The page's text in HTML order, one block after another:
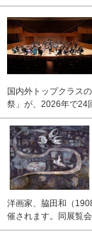
国内外トップクラス
祭」が、2026年で24
洋画家、脇田和（
催されます。同展覧